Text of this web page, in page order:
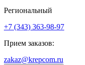
Региональный
+7 (343) 363-98-97
Прием заказов:
zakaz@krepcom.ru